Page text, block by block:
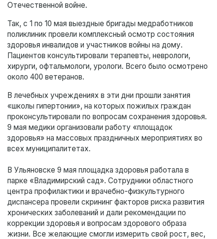
Отечественной войне.
Так, с 1 по 10 мая выездные бригады медработников
поликлиник провели комплексный осмотр состояния
здоровья инвалидов и участников войны на дому.
Пациентов консультировали терапевты, неврологи,
хирурги, офтальмологи, урологи. Всего было осмотрено
около 400 ветеранов.
В лечебных учреждениях в эти дни прошли занятия
«школы гипертонии», на которых пожилых граждан
проконсультировали по вопросам сохранения здоровья.
9 мая медики организовали работу «площадок
здоровья» на массовых праздничных мероприятиях во
всех муниципалитетах.
В Ульяновске 9 мая площадка здоровья работала в
парке «Владимирский сад». Сотрудники областного
центра профилактики и врачебно-физкультурного
диспансера провели скрининг факторов риска развития
хронических заболеваний и дали рекомендации по
коррекции здоровья и вопросам здорового образа
жизни. Все желающие смогли измерить свой рост, вес,